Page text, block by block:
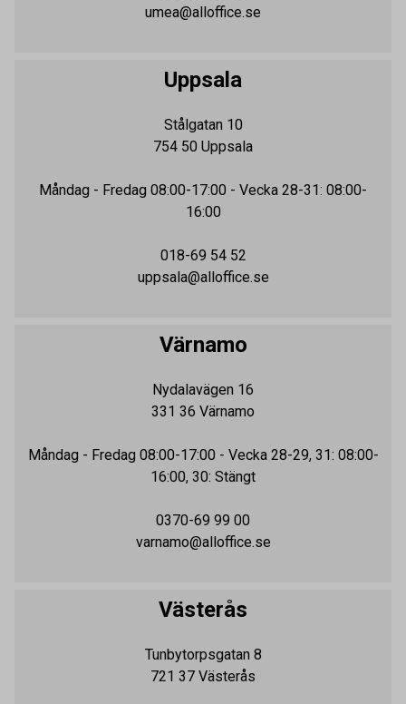
umea@alloffice.se
Uppsala
Stålgatan 10
754 50 Uppsala
Måndag - Fredag 08:00-17:00 - Vecka 28-31: 08:00-
16:00
018-69 54 52
uppsala@alloffice.se
Värnamo
Nydalavägen 16
331 36 Värnamo
Måndag - Fredag 08:00-17:00 - Vecka 28-29, 31: 08:00-
16:00, 30: Stängt
0370-69 99 00
varnamo@alloffice.se
Västerås
Tunbytorpsgatan 8
721 37 Västerås